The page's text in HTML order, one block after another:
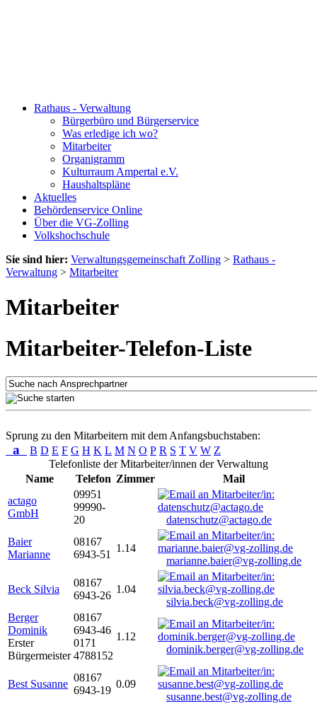
Rathaus - Verwaltung
Bürgerbüro und Bürgerservice
Was erledige ich wo?
Mitarbeiter
Organigramm
Kulturraum Ampertal e.V.
Haushaltspläne
Aktuelles
Behördenservice Online
Über die VG-Zolling
Volkshochschule
Sie sind hier: Verwaltungsgemeinschaft Zolling > Rathaus -
Verwaltung > Mitarbeiter
Mitarbeiter
Mitarbeiter-Telefon-Liste
Sprung zu den Mitarbeitern mit dem Anfangsbuchstaben:
a B D E F G H K L M N O P R S T V W Z
Telefonliste der Mitarbeiter/innen der Verwaltung
Name
Telefon Zimmer
Mail
actago
GmbH
09951
99990-
20
datenschutz@actago.de
Baier
Marianne
08167
6943-51
1.14
marianne.baier@vg-zolling.de
Beck Silvia
08167
6943-26
1.04
silvia.beck@vg-zolling.de
Berger
Dominik
Erster
Bürgermeister
08167
6943-46
0171
4788152
1.12
dominik.berger@vg-zolling.de
Best Susanne
08167
6943-19
0.09
susanne.best@vg-zolling.de